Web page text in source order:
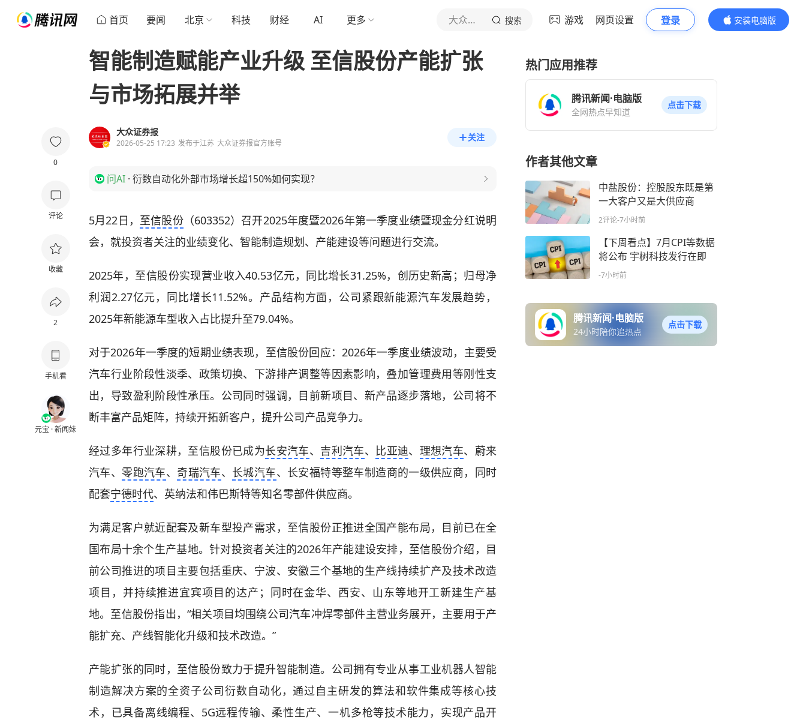
首页 要闻 北京 科技 财经 AI 更多 大众证券报 搜索 游戏 网页设置 登录
安装电脑版
内容更精彩
0
评论
收藏
2
手机看
元宝 · 新闻妹
智能制造赋能产业升级 至信股份产能扩张
与市场拓展并举
大众证券报
2026-05-25 17:23 发布于江苏 大众证券报官方账号
关注
问AI · 衍数自动化外部市场增长超150%如何实现？
5月22日， 至信股份（603352）召开2025年度暨2026年第一季度业绩暨现金分红说明
会，就投资者关注的业绩变化、智能制造规划、产能建设等问题进行交流。
2025年，至信股份实现营业收入40.53亿元，同比增长31.25%，创历史新高；归母净
利润2.27亿元，同比增长11.52%。产品结构方面，公司紧跟新能源汽车发展趋势，
2025年新能源车型收入占比提升至79.04%。
对于2026年一季度的短期业绩表现，至信股份回应：2026年一季度业绩波动，主要受
汽车行业阶段性淡季、政策切换、下游排产调整等因素影响，叠加管理费用等刚性支
出，导致盈利阶段性承压。公司同时强调，目前新项目、新产品逐步落地，公司将不
断丰富产品矩阵，持续开拓新客户，提升公司产品竞争力。
经过多年行业深耕，至信股份已成为长安汽车、 吉利汽车、 比亚迪、 理想汽车、蔚来
汽车、 零跑汽车、 奇瑞汽车、 长城汽车、长安福特等整车制造商的一级供应商，同时
配套宁德时代、英纳法和伟巴斯特等知名零部件供应商。
为满足客户就近配套及新车型投产需求，至信股份正推进全国产能布局，目前已在全
国布局十余个生产基地。针对投资者关注的2026年产能建设安排，至信股份介绍，目
前公司推进的项目主要包括重庆、宁波、安徽三个基地的生产线持续扩产及技术改造
项目，并持续推进宜宾项目的达产；同时在金华、西安、山东等地开工新建生产基
地。至信股份指出，“相关项目均围绕公司汽车冲焊零部件主营业务展开，主要用于产
能扩充、产线智能化升级和技术改造。”
产能扩张的同时，至信股份致力于提升智能制造。公司拥有专业从事工业机器人智能
制造解决方案的全资子公司衍数自动化，通过自主研发的算法和软件集成等核心技
术，已具备离线编程、5G远程传输、柔性生产、一机多枪等技术能力，实现产品开
热门应用推荐
腾讯新闻·电脑版
全网热点早知道
点击下载
作者其他文章
中盐股份：控股股东既是第
一大客户又是大供应商
2评论-7小时前
【下周看点】7月CPI等数据
将公布 宇树科技发行在即
-7小时前
腾讯新闻·电脑版
24小时陪你追热点
点击下载